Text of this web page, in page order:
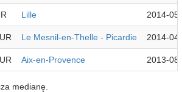
Lille 2014-
Le Mesnil-en-Thelle - Picardie 2014-
Aix-en-Provence 2013-
medianę.